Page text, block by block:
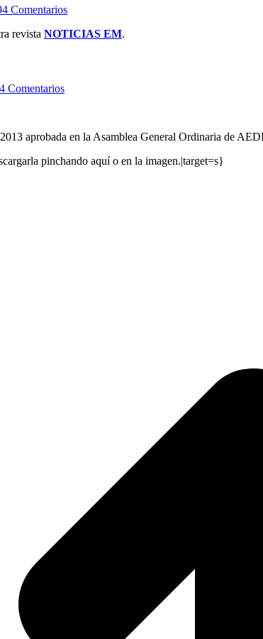
Comentarios
revista NOTICIAS EM.
Comentarios
aprobada en la Asamblea General Ordinaria de
pinchando aquí o en la imagen.|target=s}